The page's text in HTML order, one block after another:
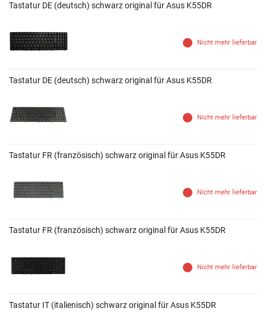
Tastatur DE (deutsch) schwarz original für Asus K55DR
Nicht mehr lieferbar
Tastatur DE (deutsch) schwarz original für Asus K55DR
Nicht mehr lieferbar
Tastatur FR (französisch) schwarz original für Asus K55DR
Nicht mehr lieferbar
Tastatur FR (französisch) schwarz original für Asus K55DR
Nicht mehr lieferbar
Tastatur IT (italienisch) schwarz original für Asus K55DR